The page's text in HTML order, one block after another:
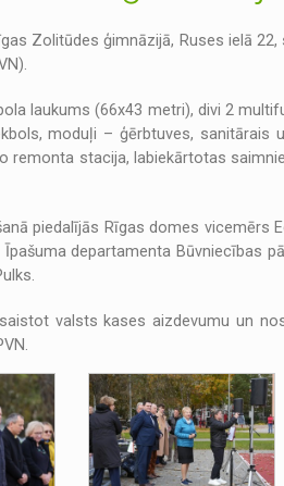
Zolitūdes ģimnāzijā, Ruses ielā
laukums (66x43 metri), divi 2
moduļi – ģērbtuves, sanitārais
remonta stacija, labiekārtotas
piedalījās Rīgas domes vicemērs
Īpašuma departamenta Būvniecības
valsts kases aizdevumu un